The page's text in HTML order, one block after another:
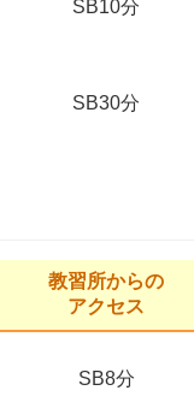
SB10分
SB30分
教習所からの
アクセス
SB8分